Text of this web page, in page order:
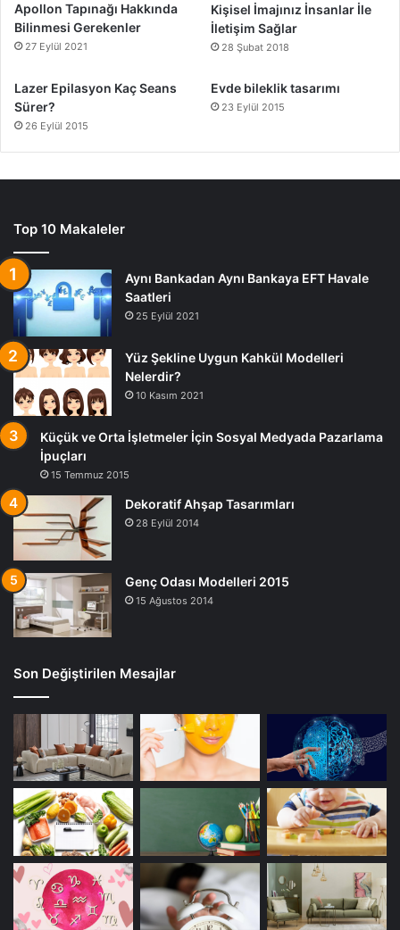
Apollon Tapınağı Hakkında
Bilinmesi Gerekenler
27 Eylül 2021
Kişisel İmajınız İnsanlar İle
İletişim Sağlar
28 Şubat 2018
Lazer Epilasyon Kaç Seans
Sürer?
26 Eylül 2015
Evde bileklik tasarımı
23 Eylül 2015
Top 10 Makaleler
Aynı Bankadan Aynı Bankaya EFT Havale
Saatleri
25 Eylül 2021
Yüz Şekline Uygun Kahkül Modelleri
Nelerdir?
10 Kasım 2021
Küçük ve Orta İşletmeler İçin Sosyal Medyada Pazarlama
İpuçları
15 Temmuz 2015
Dekoratif Ahşap Tasarımları
28 Eylül 2014
Genç Odası Modelleri 2015
15 Ağustos 2014
Son Değiştirilen Mesajlar